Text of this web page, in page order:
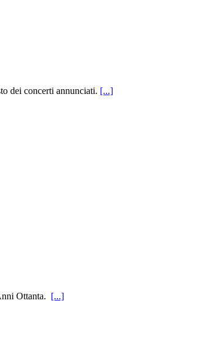
dei concerti annunciati. [...]
Ottanta. [...]